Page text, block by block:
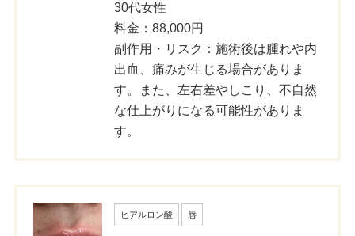
30代女性
料金：88,000円
副作用・リスク：施術後は腫れや内
出血、痛みが生じる場合がありま
す。また、左右差やしこり、不自然
な仕上がりになる可能性がありま
す。
ヒアルロン酸 唇
六本木院
六本木院
六本木院